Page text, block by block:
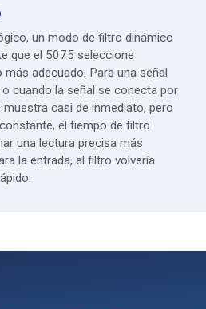
un modo de filtro dinámico
que el 5075 seleccione
adecuado. Para una señal
cuando la señal se conecta por
casi de inmediato, pero
el tiempo de filtro
una lectura precisa más
la entrada, el filtro volvería